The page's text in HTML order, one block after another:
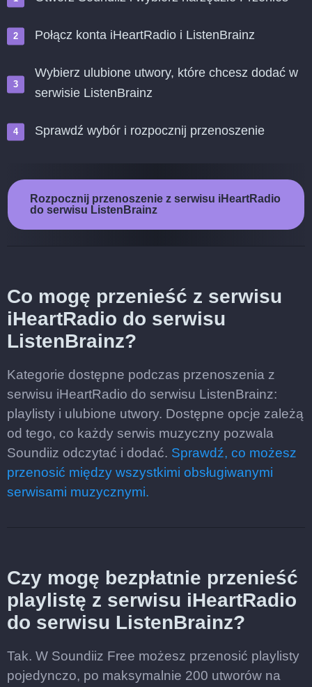
Połącz konta iHeartRadio i ListenBrainz
Wybierz ulubione utwory, które chcesz dodać w
serwisie ListenBrainz
Sprawdź wybór i rozpocznij przenoszenie
Rozpocznij przenoszenie z serwisu iHeartRadio
do serwisu ListenBrainz
Co mogę przenieść z serwisu
iHeartRadio do serwisu
ListenBrainz?
Kategorie dostępne podczas przenoszenia z
serwisu iHeartRadio do serwisu ListenBrainz:
playlisty i ulubione utwory. Dostępne opcje zależą
od tego, co każdy serwis muzyczny pozwala
Soundiiz odczytać i dodać. Sprawdź, co możesz
przenosić między wszystkimi obsługiwanymi
serwisami muzycznymi.
Czy mogę bezpłatnie przenieść
playlistę z serwisu iHeartRadio
do serwisu ListenBrainz?
Tak. W Soundiiz Free możesz przenosić playlisty
pojedynczo, po maksymalnie 200 utworów na